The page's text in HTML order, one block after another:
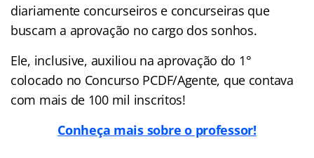
diariamente concurseiros e concurseiras que
buscam a aprovação no cargo dos sonhos.
Ele, inclusive, auxiliou na aprovação do 1°
colocado no Concurso PCDF/Agente, que contava
com mais de 100 mil inscritos!
Conheça mais sobre o professor!